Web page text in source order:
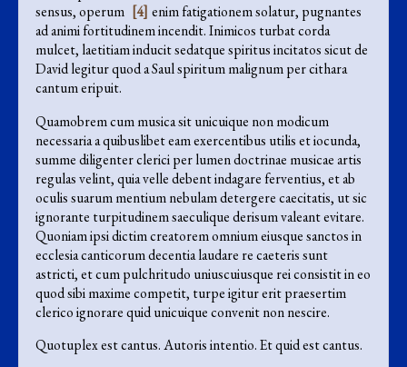
sensus, operum [4] enim fatigationem solatur, pugnantes
ad animi fortitudinem incendit. Inimicos turbat corda
mulcet, laetitiam inducit sedatque spiritus incitatos sicut de
David legitur quod a Saul spiritum malignum per cithara
cantum eripuit.
Quamobrem cum musica sit unicuique non modicum
necessaria a quibuslibet eam exercentibus utilis et iocunda,
summe diligenter clerici per lumen doctrinae musicae artis
regulas velint, quia velle debent indagare ferventius, et ab
oculis suarum mentium nebulam detergere caecitatis, ut sic
ignorante turpitudinem saeculique derisum valeant evitare.
Quoniam ipsi dictim creatorem omnium eiusque sanctos in
ecclesia canticorum decentia laudare re caeteris sunt
astricti, et cum pulchritudo uniuscuiusque rei consistit in eo
quod sibi maxime competit, turpe igitur erit praesertim
clerico ignorare quid unicuique convenit non nescire.
Quotuplex est cantus. Autoris intentio. Et quid est cantus.